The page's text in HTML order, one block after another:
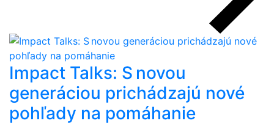
Impact Talks: S novou
generáciou prichádzajú nové
pohľady na pomáhanie